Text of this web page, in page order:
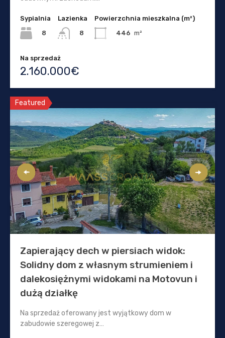
Sypialnia
8
Lazienka
8
Powierzchnia mieszkalna (m²)
446 m²
Na sprzedaż
2.160.000€
Featured
Zapierający dech w piersiach widok:
Solidny dom z własnym strumieniem i
dalekosiężnymi widokami na Motovun i
dużą działkę
Na sprzedaż oferowany jest wyjątkowy dom w
zabudowie szeregowej z…